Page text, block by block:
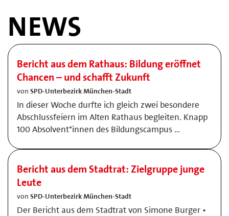
NEWS
Bericht aus dem Rathaus: Bildung eröffnet
Chancen – und schafft Zukunft
von SPD-Unterbezirk München-Stadt
In dieser Woche durfte ich gleich zwei besondere
Abschlussfeiern im Alten Rathaus begleiten. Knapp
100 Absolvent*innen des Bildungscampus …
Bericht aus dem Stadtrat: Zielgruppe junge
Leute
von SPD-Unterbezirk München-Stadt
Der Bericht aus dem Stadtrat von Simone Burger •